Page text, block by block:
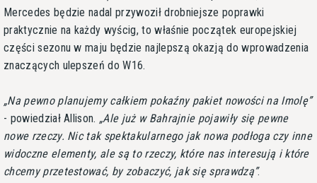
Mercedes będzie nadal przywoził drobniejsze poprawki
praktycznie na każdy wyścig, to właśnie początek europejskiej
części sezonu w maju będzie najlepszą okazją do wprowadzenia
znaczących ulepszeń do W16.
Na pewno planujemy całkiem pokaźny pakiet nowości na Imolę
- powiedział Allison. Ale już w Bahrajnie pojawiły się pewne
nowe rzeczy. Nic tak spektakularnego jak nowa podłoga czy inne
widoczne elementy, ale są to rzeczy, które nas interesują i które
chcemy przetestować, by zobaczyć, jak się sprawdzą .